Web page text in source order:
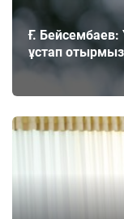
Ғ.
ұстап отырмыз